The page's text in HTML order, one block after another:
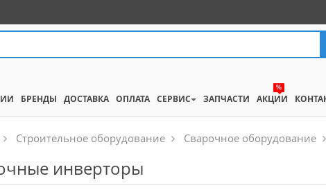
БРЕНДЫ ДОСТАВКА ОПЛАТА СЕРВИС ЗАПЧАСТИ
%
АКЦИИ
Строительное оборудование Сварочное оборудование
инверторы